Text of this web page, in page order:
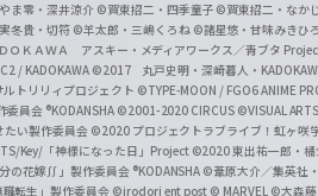
ま零・深井涼介 ©賀東招二・四季童子 ©賀東招二・なか
冬貴・切符 ©羊太郎・三嶋くろね ©諸星悠・甘味みきひろ
ＯＫＡＷＡ アスキー・メディアワークス／青ブタ
/ KADOKAWA ©2017 丸戸史明・深崎暮人・
トリリィプロジェクト ©TYPE-MOON / FGO6 ANIME
員会 ®KODANSHA ©2001-2020 CIRCUS ©VISUAL
たい製作委員会 ©2020 プロジェクトラブライブ！虹ヶ咲
Key/「神様になった日」Project ©2020 東出祐一郎・橘
の花嫁∬」製作委員会 ®KODANSHA ©葦原大介／集英社
転生」製作委員会 ©irodori ent post © MARVEL ©大森藤